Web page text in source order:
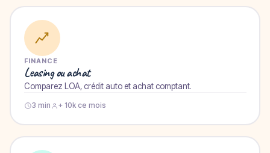
FINANCE
Leasing ou achat
Comparez LOA, crédit auto et achat comptant.
3 min + 10k ce mois